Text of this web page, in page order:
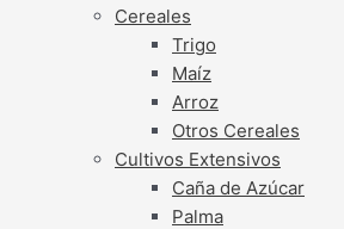
Cereales
Trigo
Maíz
Arroz
Otros Cereales
Cultivos Extensivos
Caña de Azúcar
Palma